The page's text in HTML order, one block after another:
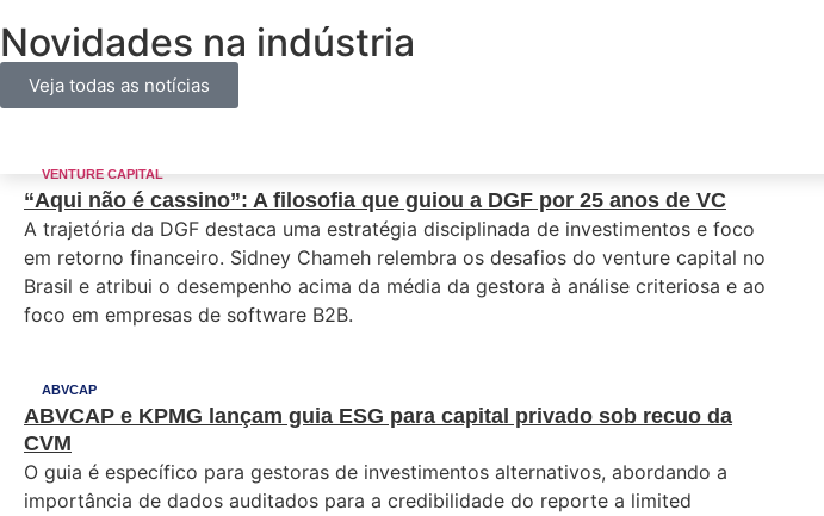
Novidades na indústria
Veja todas as notícias
VENTURE CAPITAL
“Aqui não é cassino”: A filosofia que guiou a DGF por 25 anos de VC
A trajetória da DGF destaca uma estratégia disciplinada de investimentos e foco
em retorno financeiro. Sidney Chameh relembra os desafios do venture capital no
Brasil e atribui o desempenho acima da média da gestora à análise criteriosa e ao
foco em empresas de software B2B.
ABVCAP
ABVCAP e KPMG lançam guia ESG para capital privado sob recuo da
CVM
O guia é específico para gestoras de investimentos alternativos, abordando a
importância de dados auditados para a credibilidade do reporte a limited